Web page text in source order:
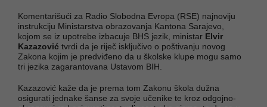
Komentarišući za Radio Slobodna Evropa (RSE) najnoviju
instrukciju Ministarstva obrazovanja Kantona Sarajevo,
kojom se iz upotrebe izbacuje BHS jezik, ministar Elvir
Kazazović tvrdi da je riječ isključivo o poštivanju novog
Zakona kojim je predviđeno da u školske klupe mogu samo
tri jezika zagarantovana Ustavom BIH.
Kazazović kaže da je prema tom Zakonu škola dužna
osigurati jednake šanse za svoje učenike te kroz odgojno-